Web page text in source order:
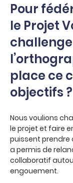
Pour
le Projet
place ce
objectifs ?
Nous voulions
le projet et faire
puissent prendre
a permis de
collaboratif
engouement.